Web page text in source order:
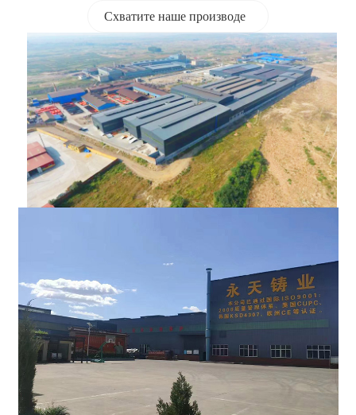
Схватите наше производе